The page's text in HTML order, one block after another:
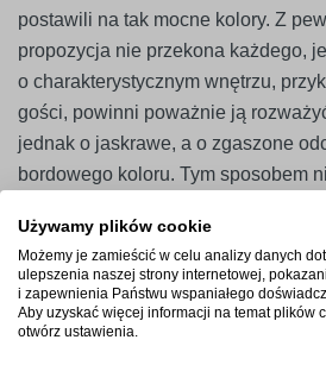
postawili na tak mocne kolory. Z
propozycja nie przekona każdego,
o charakterystycznym wnętrzu,
gości, powinni poważnie ją
jednak o jaskrawe, a o zgaszone
bordowego koloru. Tym sposobem
przypadku innych ciemnych ścian,
ilość jasnych elementów, które
na przykład naklejek, plakatów czy
szablonów malarskich.
Używamy plików cookie
Możemy je zamieścić w celu analizy danych
ulepszenia naszej strony internetowej,
i zapewnienia Państwu wspaniałego
Aby uzyskać więcej informacji na temat plików
otwórz ustawienia.